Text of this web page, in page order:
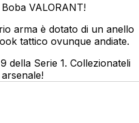
VALORANT!
arma è dotato di un anello
tattico ovunque andiate.
della Serie 1. Collezionateli